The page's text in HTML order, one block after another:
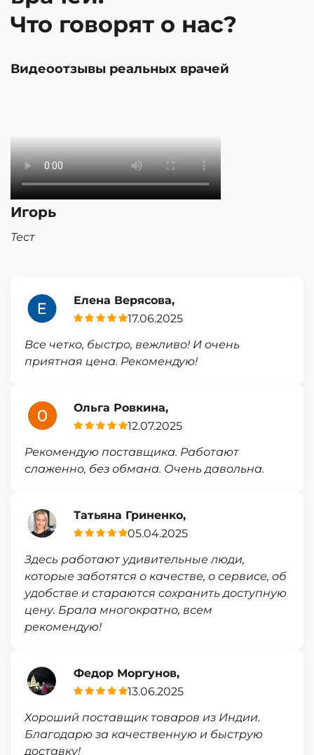
Что говорят о нас?
Видеоотзывы реальных врачей
Игорь
Тест
Елена Верясова,
17.06.2025
Все четко, быстро, вежливо! И очень
приятная цена. Рекомендую!
Ольга Ровкина,
12.07.2025
Рекомендую поставщика. Работают
слаженно, без обмана. Очень давольна.
Татьяна Гриненко,
05.04.2025
Здесь работают удивительные люди,
которые заботятся о качестве, о сервисе, об
удобстве и стараются сохранить доступную
цену. Брала многократно, всем
рекомендую!
Федор Моргунов,
13.06.2025
Хороший поставщик товаров из Индии.
Благодарю за качественную и быструю
доставку!